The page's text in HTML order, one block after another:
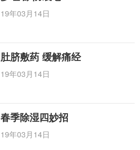
19年03月14日
肚脐敷药 缓解痛经
19年03月14日
春季除湿四妙招
19年03月14日